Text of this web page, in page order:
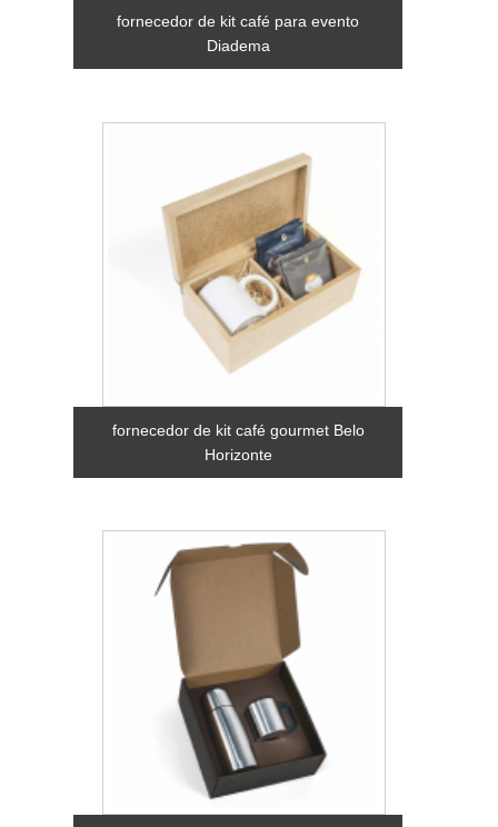
fornecedor de kit café para evento
Diadema
fornecedor de kit café gourmet Belo
Horizonte